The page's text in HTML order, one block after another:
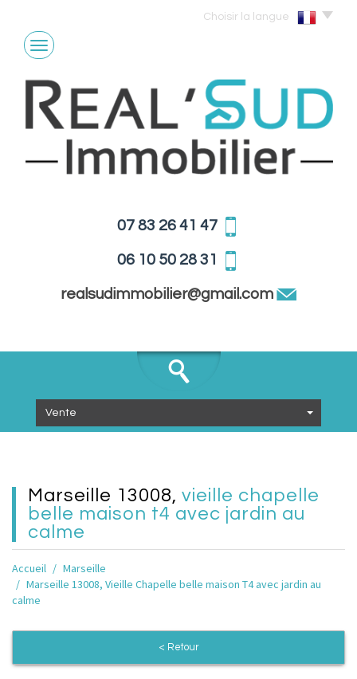
Choisir la langue
07 83 26 41 47
06 10 50 28 31
realsudimmobilier@gmail.com
Vente
marseille 13008, vieille chapelle
belle maison t4 avec jardin au
calme
Accueil
Marseille
Marseille 13008, Vieille Chapelle belle maison T4 avec jardin au
calme
< Retour